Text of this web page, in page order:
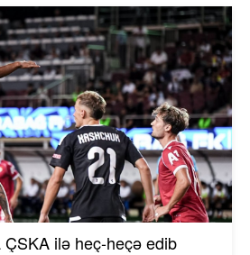
ÇSKA ilə heç-heçə edib